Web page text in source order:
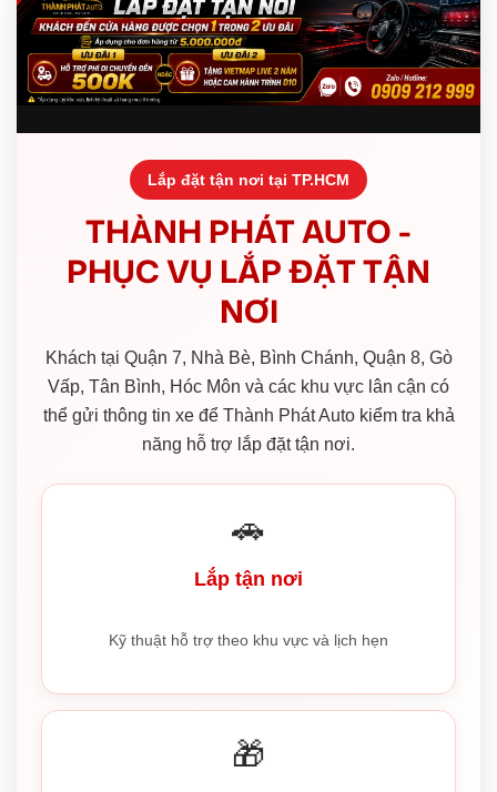
Lắp đặt tận nơi tại TP.HCM
THÀNH PHÁT AUTO -
PHỤC VỤ LẮP ĐẶT TẬN
NƠI
Khách tại Quận 7, Nhà Bè, Bình Chánh, Quận 8, Gò
Vấp, Tân Bình, Hóc Môn và các khu vực lân cận có
thể gửi thông tin xe để Thành Phát Auto kiểm tra khả
năng hỗ trợ lắp đặt tận nơi.
🚗
Lắp tận nơi
Kỹ thuật hỗ trợ theo khu vực và lịch hẹn
🎁